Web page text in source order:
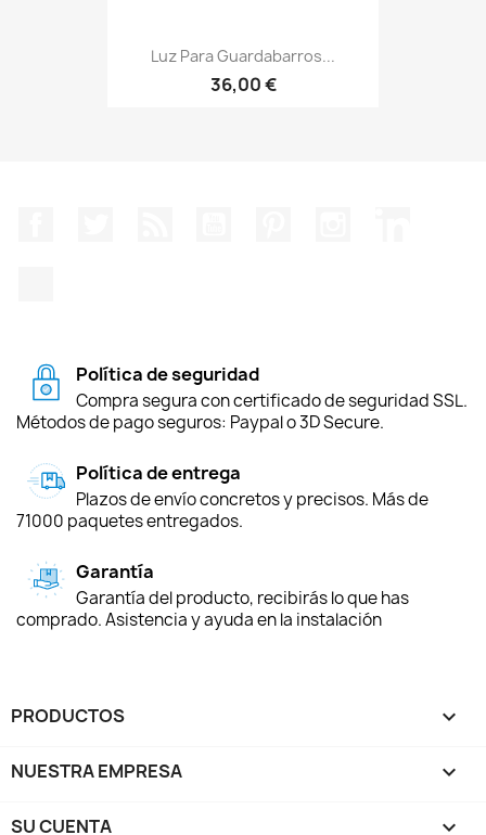
Luz Para Guardabarros...
36,00 €
Política de seguridad
Compra segura con certificado de seguridad SSL.
Métodos de pago seguros: Paypal o 3D Secure.
Política de entrega
Plazos de envío concretos y precisos. Más de
71000 paquetes entregados.
Garantía
Garantía del producto, recibirás lo que has
comprado. Asistencia y ayuda en la instalación
PRODUCTOS 
NUESTRA EMPRESA 
SU CUENTA 